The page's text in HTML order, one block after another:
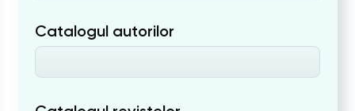
Catalogul autorilor